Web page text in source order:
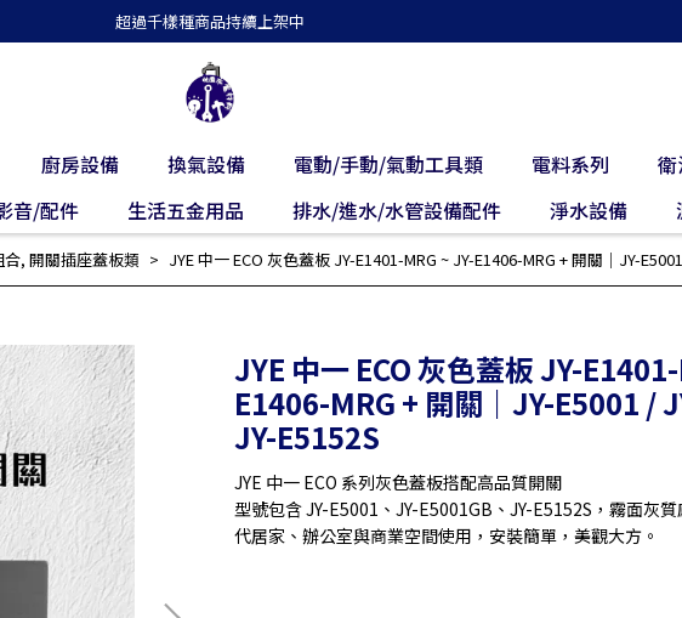
超過千樣種商品持續上架中
廚房設備 換氣設備 電動/手動/氣動工具類 電料系列
音/配件 生活五金用品 排水/進水/水管設備配件 淨水設備
合, 開關插座蓋板類 JYE 中一 ECO 灰色蓋板 JY-E1401-MRG ~ JY-E1406-MRG + 開關｜JY-
JYE 中一 ECO 灰色蓋板 JY-
E1406-MRG + 開關｜JY-E5001 /
JY-E5152S
JYE 中一 ECO 系列灰色蓋板搭配高品質開關
型號包含 JY-E5001、JY-E5001GB、JY-E5152S，霧面灰
代居家、辦公室與商業空間使用，安裝簡單，美觀大方。